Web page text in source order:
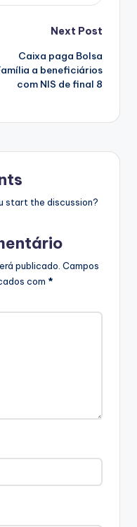
Next Post
Caixa paga Bolsa
a beneficiários
com NIS de final 8
start the discussion?
publicado. Campos
com *